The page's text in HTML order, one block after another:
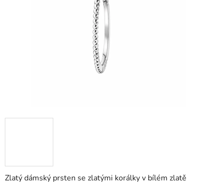
Zlatý dámský prsten se zlatými korálky v bílém zlatě